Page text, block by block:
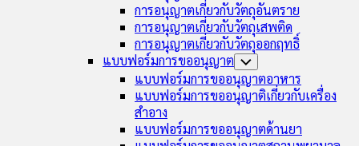
การอนุญาตเกี่ยวกับวัตถุอันตราย
การอนุญาตเกี่ยวกับวัตถุเสพติด
การอนุญาตเกี่ยวกับวัตถุออกฤทธิ์
แบบฟอร์มการขออนุญาต Toggle
Child
Menu
แบบฟอร์มการขออนุญาตอาหาร
แบบฟอร์มการขออนุญาติเกี่ยวกับเครื่อง
สำอาง
แบบฟอร์มการขออนุญาตด้านยา